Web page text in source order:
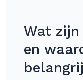
Wat zijn
en